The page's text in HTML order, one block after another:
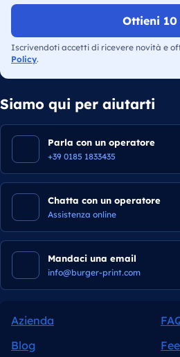
Ottieni 10
Iscrivendoti accetti di ricevere novità e
Policy.
Siamo qui per aiutarti
Parla con un operatore
+39 0185 1833435
Chatta con un operatore
Assistenza online
Mandaci una email
info@burger-print.com
Azienda
Blog